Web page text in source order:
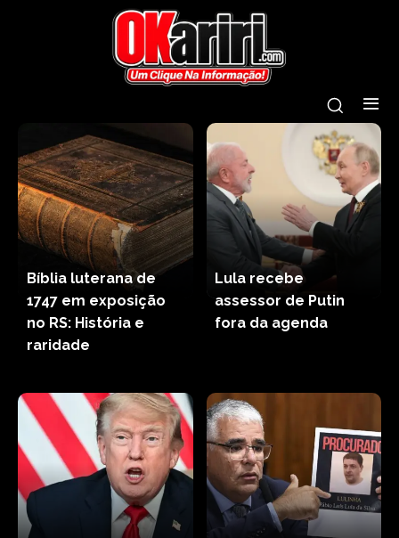
Bíblia luterana de
1747 em exposição
no RS: História e
raridade
Lula recebe
assessor de Putin
fora da agenda